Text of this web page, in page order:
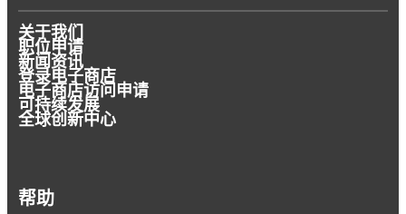
了解某传感器生产商如何利用乐泰LOCTITE
涂胶设备实施组装流程自动化，并有效提升生
产质量和可靠性。
优化热熔胶在个人卫生用品中的应用
现稳定、高质量的生产工艺。
了解医疗器械设计师如何利用乐泰 LOCTITE
设备实现组装流程自动化。
汉高助力可持续设计
可持续性始于设计阶段 - 选用合适的粘合剂和
涂层。
为什么粘合剂对材料回收利用如此重要
要实现回收利用，关键要保证材料的相容性。
汉高粘合剂是构成解决方案的组成部分。
关于我们
职位申请
新闻资讯
登录电子商店
电子商店访问申请
可持续发展
全球创新中心
帮助